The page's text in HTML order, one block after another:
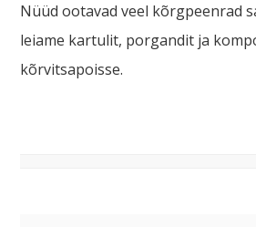
Nüüd ootavad veel kõrgpeenrad
leiame kartulit, porgandit ja
kõrvitsapoisse.